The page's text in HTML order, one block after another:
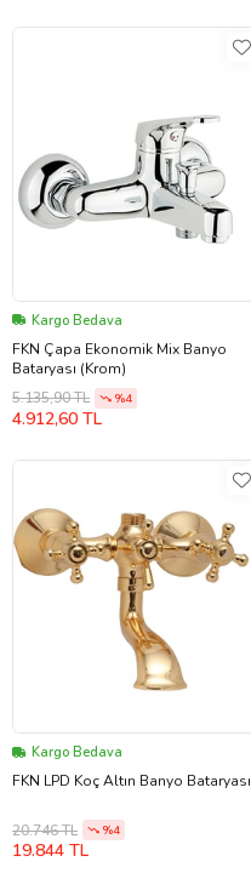
Kargo Bedava
FKN Çapa Ekonomik Mix Banyo
Bataryası (Krom)
5.135,90 TL
%4
4.912,60 TL
Kargo Bedava
FKN LPD Koç Altın Banyo Bataryası
20.746 TL %4
19.844 TL